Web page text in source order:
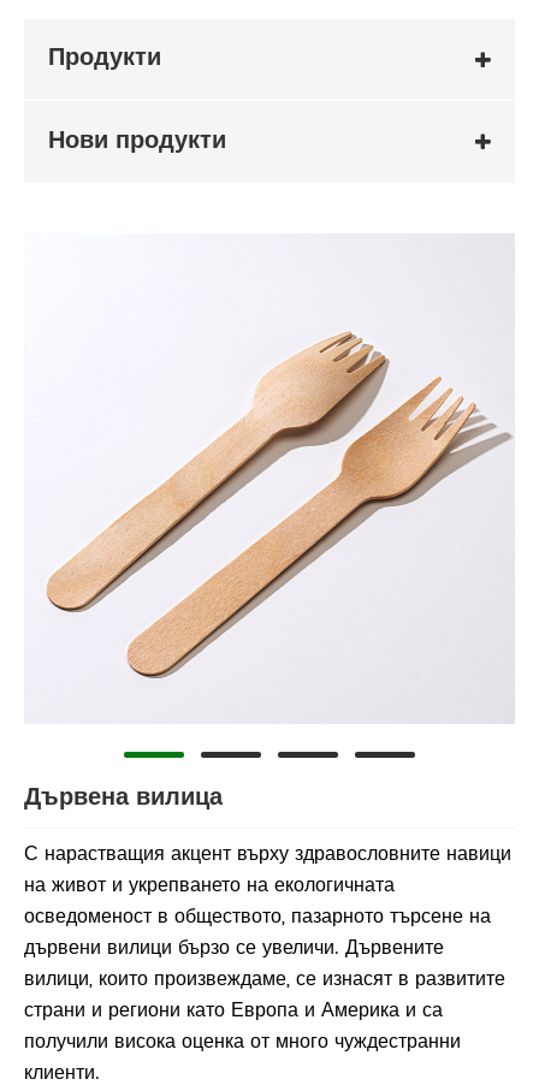
Продукти
Нови продукти
Дървена вилица
С нарастващия акцент върху здравословните навици
на живот и укрепването на екологичната
осведоменост в обществото, пазарното търсене на
дървени вилици бързо се увеличи. Дървените
вилици, които произвеждаме, се изнасят в развитите
страни и региони като Европа и Америка и са
получили висока оценка от много чуждестранни
клиенти.